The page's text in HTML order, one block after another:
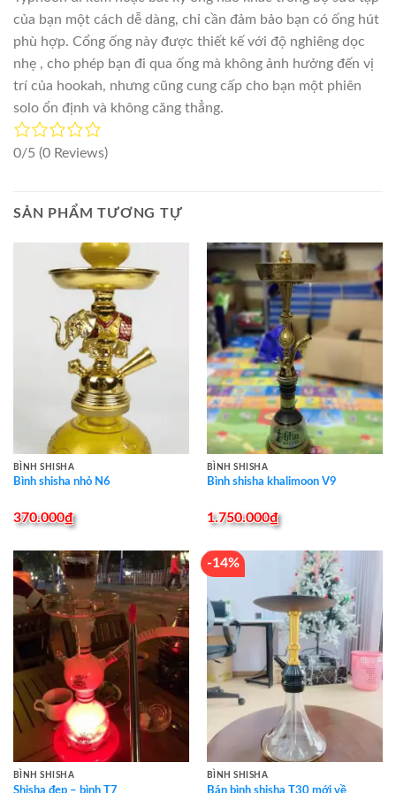
của bạn một cách dễ dàng, chỉ cần đảm bảo bạn có ống hút
phù hợp. Cổng ống này được thiết kế với độ nghiêng dọc
nhẹ , cho phép bạn đi qua ống mà không ảnh hưởng đến vị
trí của hookah, nhưng cũng cung cấp cho bạn một phiên
solo ổn định và không căng thẳng.
0/5 (0 Reviews)
SẢN PHẨM TƯƠNG TỰ
BÌNH SHISHA
Bình shisha nhỏ N6
370.000₫
BÌNH SHISHA
Bình shisha khalimoon V9
1.750.000₫
BÌNH SHISHA
Shisha đẹp – bình T7
-14%
BÌNH SHISHA
Bán bình shisha T30 mới về